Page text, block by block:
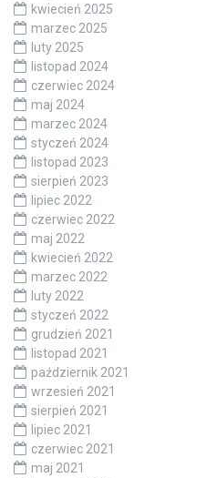
kwiecień 2025
marzec 2025
luty 2025
listopad 2024
czerwiec 2024
maj 2024
marzec 2024
styczeń 2024
listopad 2023
sierpień 2023
lipiec 2022
czerwiec 2022
maj 2022
kwiecień 2022
marzec 2022
luty 2022
styczeń 2022
grudzień 2021
listopad 2021
październik 2021
wrzesień 2021
sierpień 2021
lipiec 2021
czerwiec 2021
maj 2021